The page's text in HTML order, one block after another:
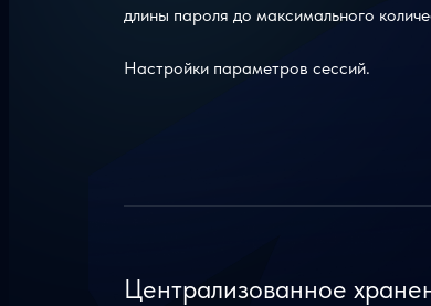
длины пароля до максимального
Настройки параметров сессий.
Централизованное